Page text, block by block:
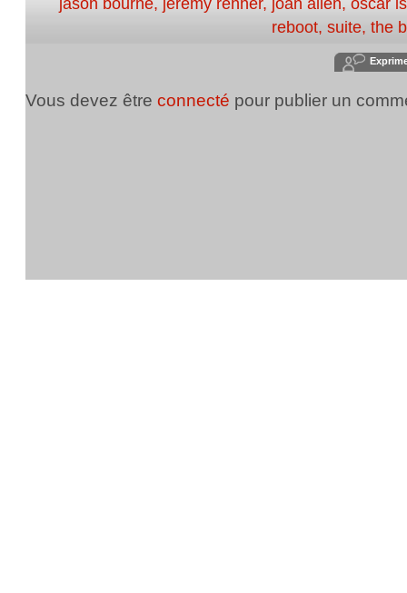
jason bourne, jeremy renner, joan allen, oscar
reboot, suite, the
Vous devez être connecté pour publier un